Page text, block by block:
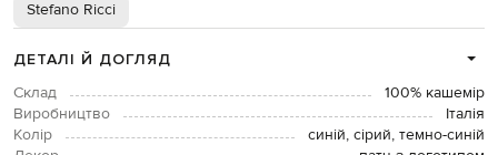
Stefano Ricci
ДЕТАЛІ Й ДОГЛЯД
Склад
100% кашемір
Виробництво
Італія
Колір
синій, сірий, темно-синій